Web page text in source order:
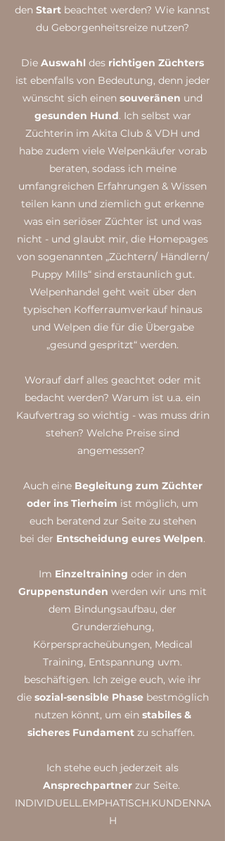
den Start beachtet werden? Wie kannst
du Geborgenheitsreize nutzen?
Die Auswahl des richtigen Züchters
ist ebenfalls von Bedeutung, denn jeder
wünscht sich einen souveränen und
gesunden Hund. Ich selbst war
Züchterin im Akita Club & VDH und
habe zudem viele Welpenkäufer vorab
beraten, sodass ich meine
umfangreichen Erfahrungen & Wissen
teilen kann und ziemlich gut erkenne
was ein seriöser Züchter ist und was
nicht - und glaubt mir, die Homepages
von sogenannten „Züchtern/ Händlern/
Puppy Mills“ sind erstaunlich gut.
Welpenhandel geht weit über den
typischen Kofferraumverkauf hinaus
und Welpen die für die Übergabe
„gesund gespritzt“ werden.
Worauf darf alles geachtet oder mit
bedacht werden? Warum ist u.a. ein
Kaufvertrag so wichtig - was muss drin
stehen? Welche Preise sind
angemessen?
Auch eine Begleitung zum Züchter
oder ins Tierheim ist möglich, um
euch beratend zur Seite zu stehen
bei der Entscheidung eures Welpen.
Im Einzeltraining oder in den
Gruppenstunden werden wir uns mit
dem Bindungsaufbau, der
Grunderziehung,
Körperspracheübungen, Medical
Training, Entspannung uvm.
beschäftigen. Ich zeige euch, wie ihr
die sozial-sensible Phasebestmöglich
nutzen könnt, um ein stabiles &
sicheres Fundament zu schaffen.
Ich stehe euch jederzeit als
Ansprechpartner zur Seite.
INDIVIDUELL.EMPHATISCH.KUNDENNA
H